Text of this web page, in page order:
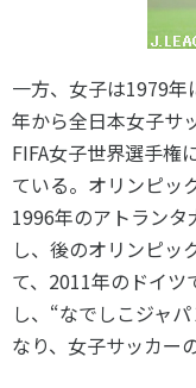
一方、女子は1979
年から全日本女子サ
FIFA女子世界選手権
ている。オリンピッ
1996年のアトラン
し、後のオリンピッ
て、2011年のドイ
し、“なでしこジャ
なり、女子サッカー